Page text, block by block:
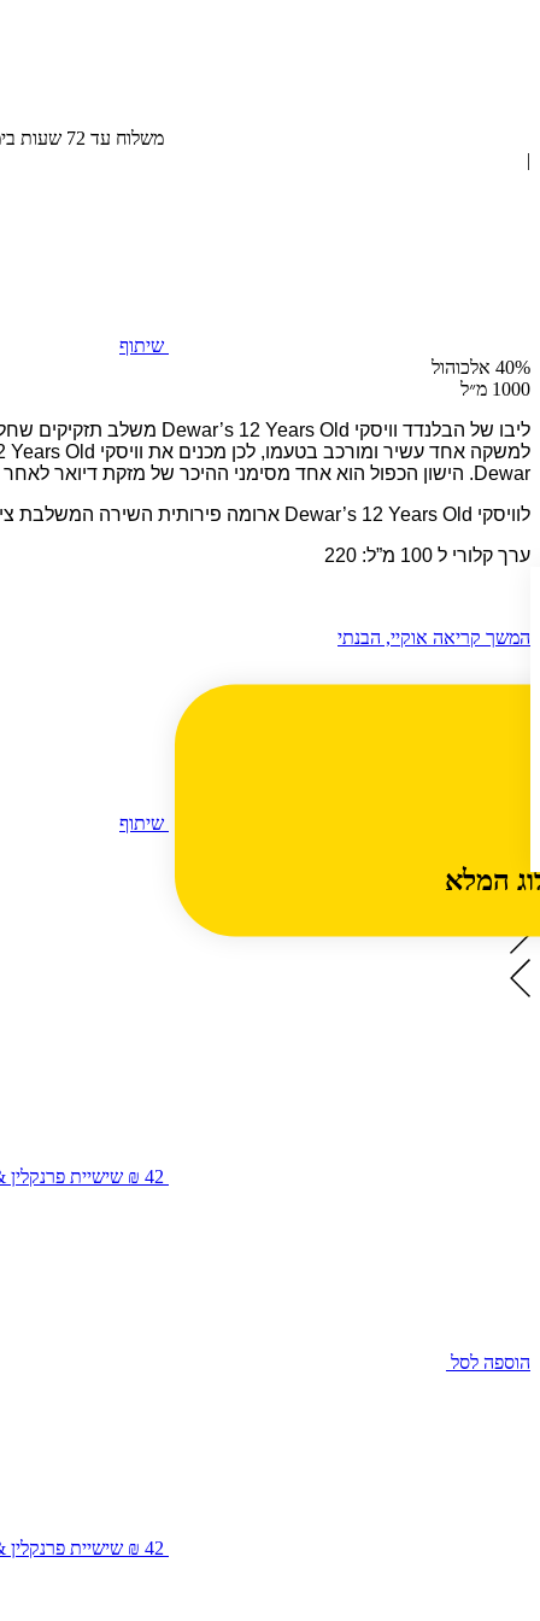
המלא
משלוח עד 72 שעות בימי חול, חינם בהזמנה מעל 300 ₪
|
שיתוף
40% אלכוהול
1000 מ״ל
ליבו של הבלנדד וויסקי Dewar’s 12 Years Old משלב תזקיקים שחלקם בני 12 שנים מאזור ההיילנד.
למשקה אחד עשיר ומורכב בטעמו, לכן מכנים את וויסקי Dewar’s 12 Years Old כמיושן פעמיים.
Dewar.
הישון הכפול הוא אחד מסימני ההיכר של מזקת דיואר לאחר
לוויסקי Dewar’s 12 Years Old ארומה פירותית השירה המשלבת צימוקים, קליפות תפוז, תפוחים, קרמל, וניל ופאדג’.
ערך קלורי ל 100 מ”ל: 220
המשך קריאה אוקיי, הבנתי
שיתוף
מוצרים מהקטגוריה
42 ₪ שישיית פרנקלין &
הוספה לסל
42 ₪ שישיית פרנקלין &